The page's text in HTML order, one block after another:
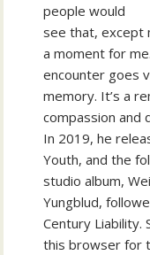
people would
see that, except
a moment for
encounter goes
memory. It’s a
compassion and
In 2019, he
Youth, and the
studio album,
Yungblud,
Century Liability.
this browser for